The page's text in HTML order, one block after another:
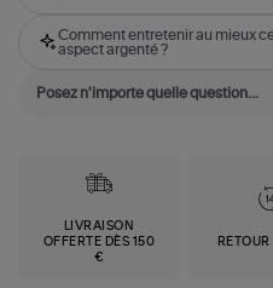
Comment entretenir au mieux
aspect argenté ?
LIVRAISON
OFFERTE DÈS 150
€
RETOUR